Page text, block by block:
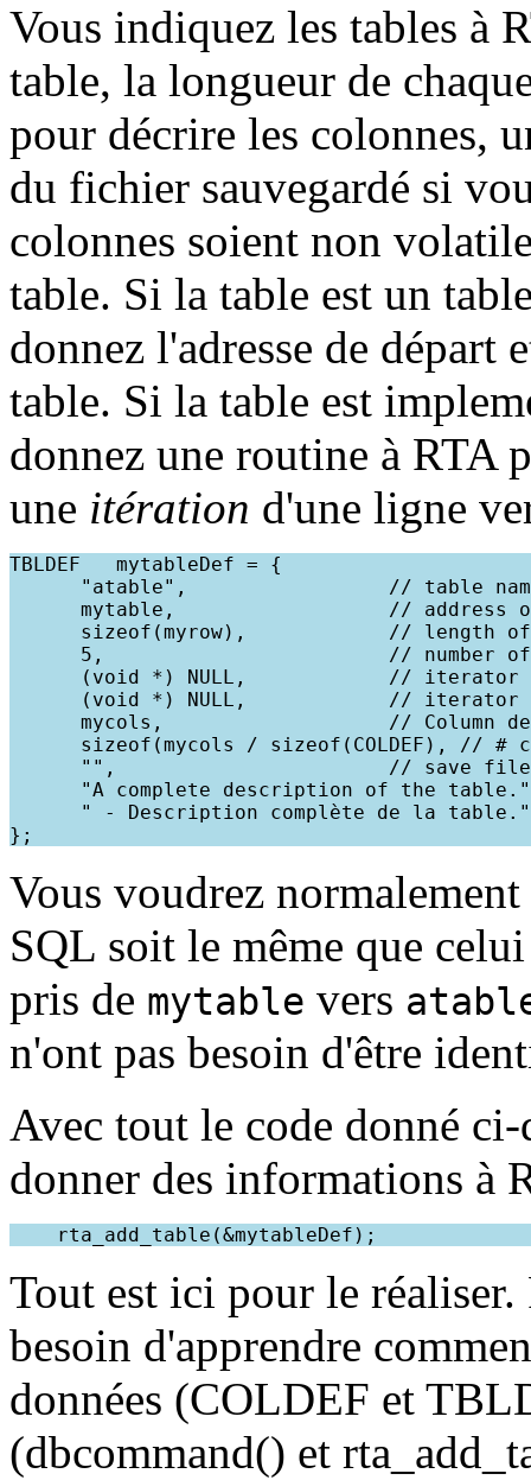
Vous indiquez les tables à
table, la longueur de
pour décrire les colonnes,
du fichier sauvegardé si
colonnes soient non
table. Si la table est un
donnez l'adresse de départ
table. Si la table est
donnez une routine à RTA
une itération d'une ligne
TBLDEF   mytableDef = {
"atable",                 // table
mytable,                  // address
sizeof(myrow),            // length
5,                        // number
(void *) NULL,            //
(void *) NULL,            //
mycols,                   // Column
sizeof(mycols / sizeof(COLDEF), // #
"",                       // save
      "A complete description of the table."
      " - Description complète de la table."
Vous voudrez
SQL soit le même que
pris de mytable vers
n'ont pas besoin d'être
Avec tout le code donné
donner des informations à
Tout est ici pour le
besoin d'apprendre
données (COLDEF et
(dbcommand() et